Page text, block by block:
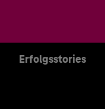
Erfolgsstories